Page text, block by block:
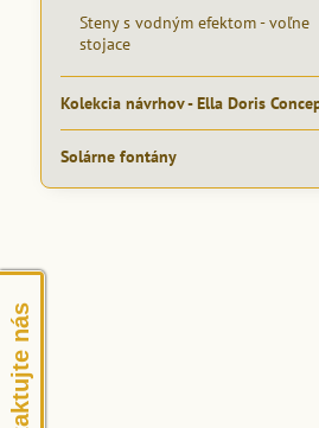
Steny s vodným efektom - voľne
stojace
Kolekcia návrhov - Ella Doris
Solárne fontány
Kontaktujte nás